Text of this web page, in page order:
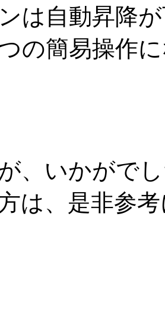
は自動昇降
の簡易操作
、いかがで
は、是非参